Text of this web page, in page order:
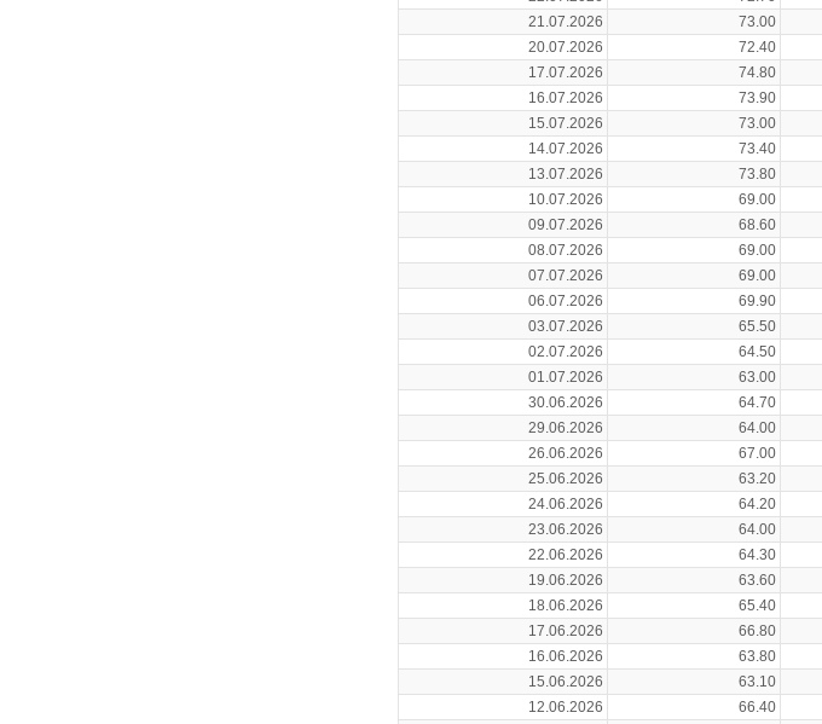
21.07.2026
73.00
20.07.2026
72.40
17.07.2026
74.80
16.07.2026
73.90
15.07.2026
73.00
14.07.2026
73.40
13.07.2026
73.80
10.07.2026
69.00
09.07.2026
68.60
08.07.2026
69.00
07.07.2026
69.00
06.07.2026
69.90
03.07.2026
65.50
02.07.2026
64.50
01.07.2026
63.00
30.06.2026
64.70
29.06.2026
64.00
26.06.2026
67.00
25.06.2026
63.20
24.06.2026
64.20
23.06.2026
64.00
22.06.2026
64.30
19.06.2026
63.60
18.06.2026
65.40
17.06.2026
66.80
16.06.2026
63.80
15.06.2026
63.10
12.06.2026
66.40